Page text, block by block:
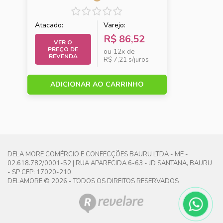
Turquesa
acinzentado
e terracota
Marinho
Berinjela
Biquini
estampa
Bolinha
Alvorada
Bolinha
Rosa
Romance
Bordo e rosa
romance
Bordo
mescla
Branco com
Preto
branco e
cinza
Atacado:
VER O
PREÇO DE
REVENDA
Varejo:
R$ 86,52
ou 12x de
R$ 7,21 s/juros
ADICIONAR AO CARRINHO
DELA MORE COMÉRCIO E CONFECÇÕES BAURU LTDA - ME -
02.618.782/0001-52 | RUA APARECIDA 6-63 - JD SANTANA, BAURU
- SP CEP: 17020-210
DELAMORE © 2026 - TODOS OS DIREITOS RESERVADOS